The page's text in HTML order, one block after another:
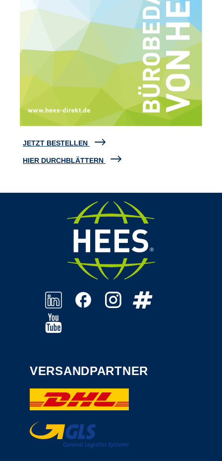
JETZT BESTELLEN
HIER DURCHBLÄTTERN
VERSANDPARTNER